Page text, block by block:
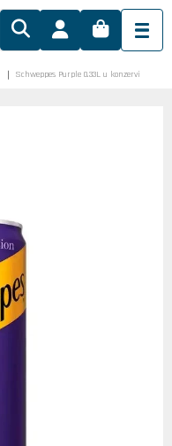
Schweppes Purple 0.33L u konzervi